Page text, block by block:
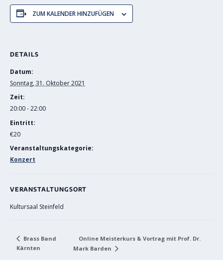
ZUM KALENDER HINZUFÜGEN
DETAILS
Datum:
Sonntag, 31. Oktober 2021
Zeit:
20:00 - 22:00
Eintritt:
€20
Veranstaltungskategorie:
Konzert
VERANSTALTUNGSORT
Kultursaal Steinfeld
Brass Band
Kärnten
Online Meisterkurs & Vortrag mit Prof. Dr.
Mark Barden